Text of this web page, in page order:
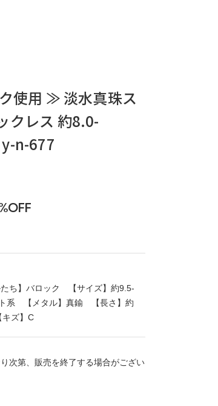
使用 ≫ 淡水真珠ス
クレス 約8.0-
n-677
ち】バロック 【サイズ】約9.5-
系 【メタル】真鍮 【長さ】約
ズ】C
第、販売を終了する場合がござい